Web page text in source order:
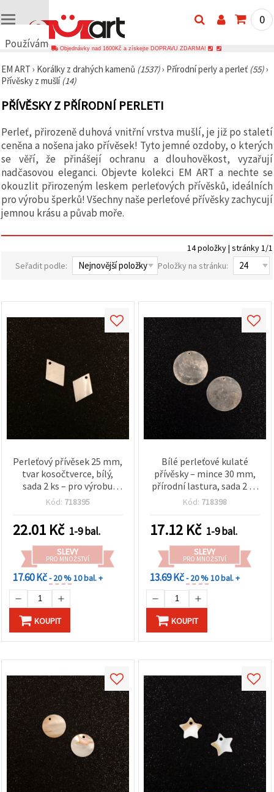
Používáme
🍪
Používáme
podobné
technologie,
zajistili
správné
fungování
webu,
zlepšili vaše
prostředí
při jeho
používání a
s vaším
zobrazovali
relevantnější
to i s
našich
partnerů
pro
analýzu a
marketing.
Můžete
souhlasit s
použitím
všech
cookies
"Přijmout
můžete
uvést své
preference v
Nastavení
cookies a
na tlačítko
"Uložit"
Přijmout
vše
Nastavení
0
Objednávky nad 1600Kč a získejte DOPRAVU ZDARMA!
EM ART › Korálky z drahých kamenů (1537)› Přírodní perly a perleť (55)›
Přívěsky z mušlí (14)
PŘÍVĚSKY Z PŘÍRODNÍ PERLETI
Perleť, přirozeně duhová vnitřní vrstva mušlí, je již po staletí
ceněna a nošena jako přívěsek! Tyto jemné ozdoby, o kterých
se věří, že přinášejí ochranu a dlouhověkost, vyzařují
nadčasovou eleganci. Objevte kolekci EM ART a nechte se
okouzlit přirozeným leskem perleťových přívěsků, ideálních
pro výrobu šperků! Všechny naše perleťové přívěsky zachycují
jemnou krásu a půvab moře.
14 položky | stránky 1/1
Seřadit podle:
Položky na stránku:
Perleťový přívěsek 25 mm,
tvar kosočtverce, bílý,
sada 2 ks – pro výrobu
šperků, DIY, náhrdelníky a
Kód: 718395
22.01 Kč 1-9 bal.
SLEVY
PRO MNOŽSTVÍ
17.60 Kč- 20 %10 bal. +
KOUPIT
Bílé perleťové kulaté
přívěsky – mince 30 mm,
přírodní lastura, sada 2 ks
pro výrobu šperků a DIY
Kód: 718398
17.12 Kč 1-9 bal.
SLEVY
PRO MNOŽSTVÍ
13.69 Kč- 20 %10 bal. +
KOUPIT